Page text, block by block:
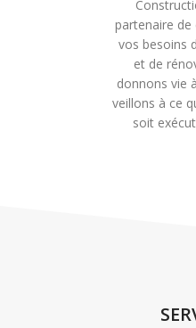
partenaire
vos besoins
et de
donnons vie
veillons à ce
soit